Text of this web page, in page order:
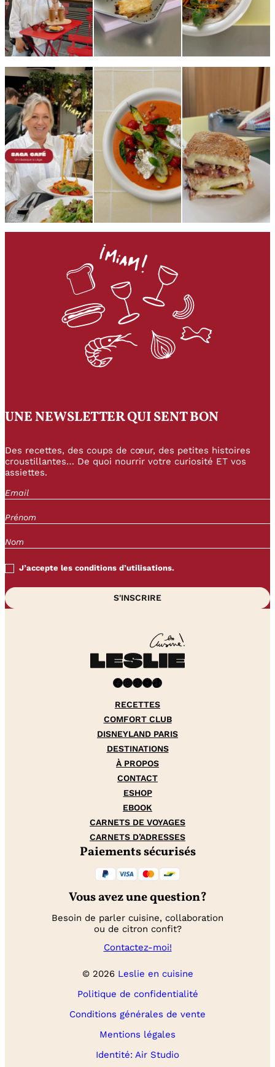
UNE NEWSLETTER QUI SENT BON
Des recettes, des coups de cœur, des petites histoires
croustillantes… De quoi nourrir votre curiosité ET vos
assiettes.
J’accepte les conditions d’utilisations.
Facebook InstagramPinterest YouTube TikTok
RECETTES
COMFORT CLUB
DISNEYLAND PARIS
DESTINATIONS
À PROPOS
CONTACT
ESHOP
EBOOK
CARNETS DE VOYAGES
CARNETS D’ADRESSES
Paiements sécurisés
Vous avez une question?
Besoin de parler cuisine, collaboration
ou de citron confit?
Contactez-moi!
© 2026 Leslie en cuisine
Politique de confidentialité
Conditions générales de vente
Mentions légales
Identité: Air Studio